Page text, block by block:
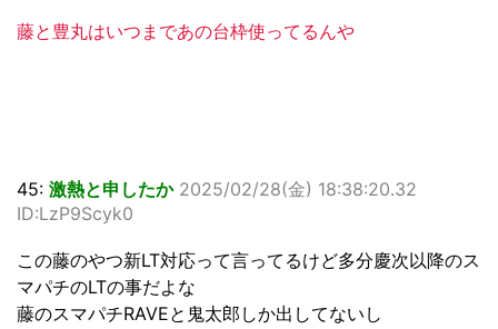
藤と豊丸はいつまであの台枠使ってるんや
45: 激熱と申したか 2025/02/28(金) 18:38:20.32
ID:LzP9Scyk0
この藤のやつ新LT対応って言ってるけど多分慶次以降のス
マパチのLTの事だよな
藤のスマパチRAVEと鬼太郎しか出してないし